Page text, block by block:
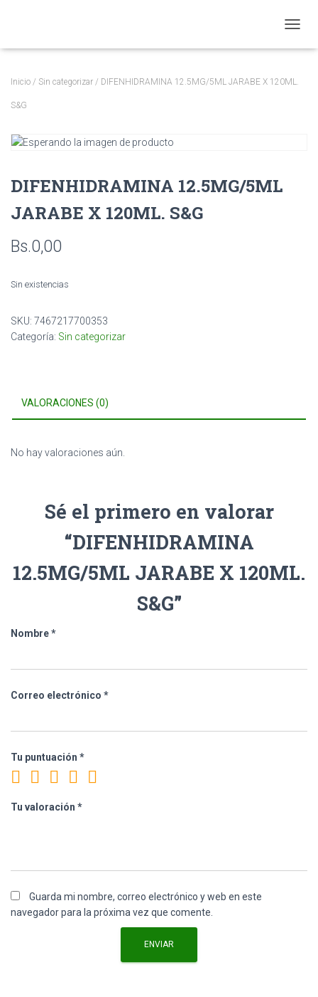
Inicio / Sin categorizar / DIFENHIDRAMINA 12.5MG/5ML JARABE X 120ML.
S&G
DIFENHIDRAMINA 12.5MG/5ML
JARABE X 120ML. S&G
Bs.0,00
Sin existencias
SKU: 7467217700353
Categoría: Sin categorizar
VALORACIONES (0)
No hay valoraciones aún.
Sé el primero en valorar
“DIFENHIDRAMINA
12.5MG/5ML JARABE X 120ML.
S&G”
Nombre*
Correo electrónico *
Tu puntuación *
Tu valoración *
Guarda mi nombre, correo electrónico y web en este
navegador para la próxima vez que comente.